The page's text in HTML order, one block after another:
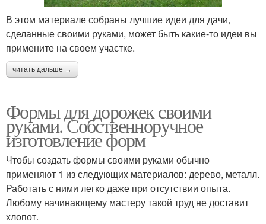
В этом материале собраны лучшие идеи для дачи,
сделанные своими руками, может быть какие-то идеи вы
примените на своем участке.
читать дальше →
Формы для дорожек своими
руками. Собственноручное
изготовление форм
Чтобы создать формы своими руками обычно
применяют 1 из следующих материалов: дерево, металл.
Работать с ними легко даже при отсутствии опыта.
Любому начинающему мастеру такой труд не доставит
хлопот.